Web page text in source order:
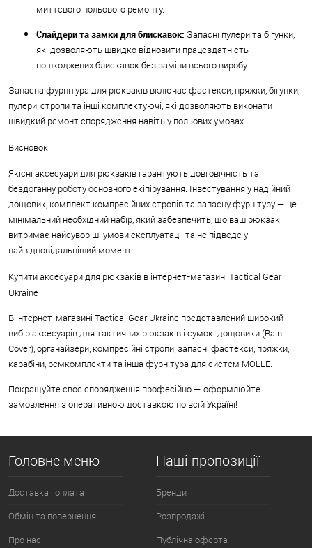
миттєвого польового ремонту.
Слайдери та замки для блискавок: Запасні пулери та бігунки,
які дозволяють швидко відновити працездатність
пошкоджених блискавок без заміни всього виробу.
Запасна фурнітура для рюкзаків включає фастекси, пряжки, бігунки,
пулери, стропи та інші комплектуючі, які дозволяють виконати
швидкий ремонт спорядження навіть у польових умовах.
Висновок
Якісні аксесуари для рюкзаків гарантують довговічність та
бездоганну роботу основного екіпірування. Інвестування у надійний
дощовик, комплект компресійних стропів та запасну фурнітуру — це
мінімальний необхідний набір, який забезпечить, що ваш рюкзак
витримає найсуворіші умови експлуатації та не підведе у
найвідповідальніший момент.
Купити аксесуари для рюкзаків в інтернет-магазині Tactical Gear
Ukraine
В інтернет-магазині Tactical Gear Ukraine представлений широкий
вибір аксесуарів для тактичних рюкзаків і сумок: дощовики (Rain
Cover), органайзери, компресійні стропи, запасні фастекси, пряжки,
карабіни, ремкомплекти та інша фурнітура для систем MOLLE.
Покращуйте своє спорядження професійно — оформлюйте
замовлення з оперативною доставкою по всій Україні!
Головне меню
Доставка і оплата
Обмін та повернення
Про нас
Наші пропозиції
Бренди
Розпродажі
Публічна оферта